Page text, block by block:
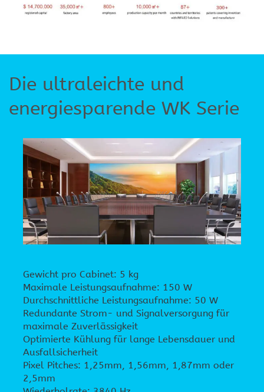
Die ultraleichte und
energiesparende WK Serie
Gewicht pro Cabinet: 5 kg
Maximale Leistungsaufnahme: 150 W
Durchschnittliche Leistungsaufnahme: 50 W
Redundante Strom- und Signalversorgung für
maximale Zuverlässigkeit
Optimierte Kühlung für lange Lebensdauer und
Ausfallsicherheit
Pixel Pitches: 1,25mm, 1,56mm, 1,87mm oder
2,5mm